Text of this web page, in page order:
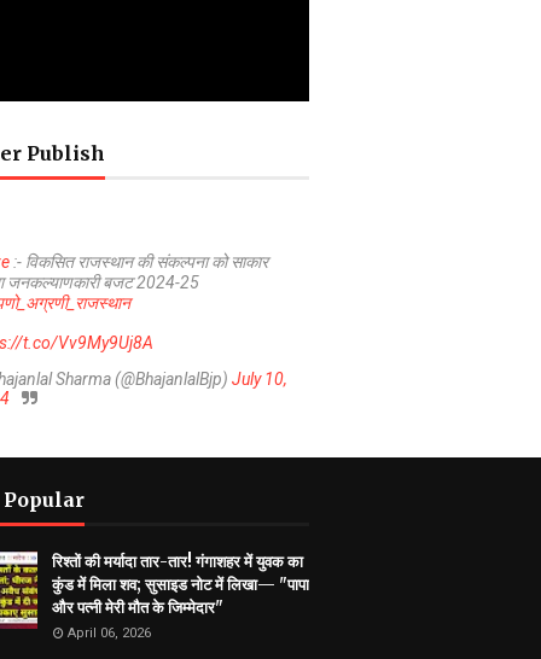
Publish
:- विकसित राजस्थान की संकल्पना को साकार
जनकल्याणकारी बजट 2024-25
t.co/Vv9My9Uj8A
Sharma (@BhajanlalBjp) July 10,
रिश्तों की मर्यादा तार-तार! गंगाशहर में युवक का
कुंड में मिला शव; सुसाइड नोट में लिखा— "पापा
और पत्नी मेरी मौत के जिम्मेदार"
April 06, 2026